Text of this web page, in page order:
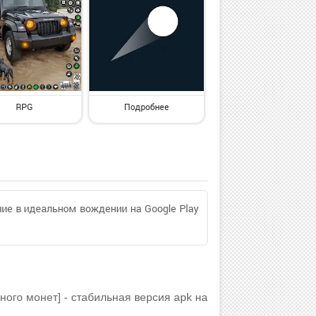
RPG Подробнее
в идеальном вождении на Google Play
монет] - стабильная версия apk на